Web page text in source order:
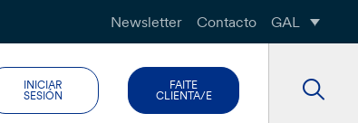
Newsletter Contacto GAL
INICIAR
SESIÓN
FAITE
CLIENTA/E